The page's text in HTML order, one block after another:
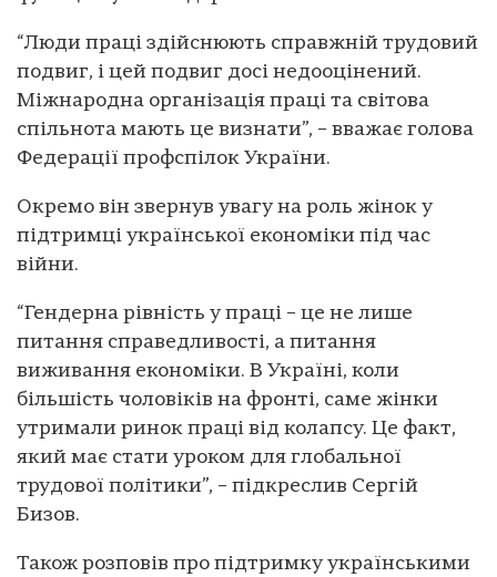
“Люди праці здійснюють справжній трудовий
подвиг, і цей подвиг досі недооцінений.
Міжнародна організація праці та світова
спільнота мають це визнати”, – вважає голова
Федерації профспілок України.
Окремо він звернув увагу на роль жінок у
підтримці української економіки під час
війни.
“Гендерна рівність у праці – це не лише
питання справедливості, а питання
виживання економіки. В Україні, коли
більшість чоловіків на фронті, саме жінки
утримали ринок праці від колапсу. Це факт,
який має стати уроком для глобальної
трудової політики”, – підкреслив Сергій
Бизов.
Також розповів про підтримку українськими